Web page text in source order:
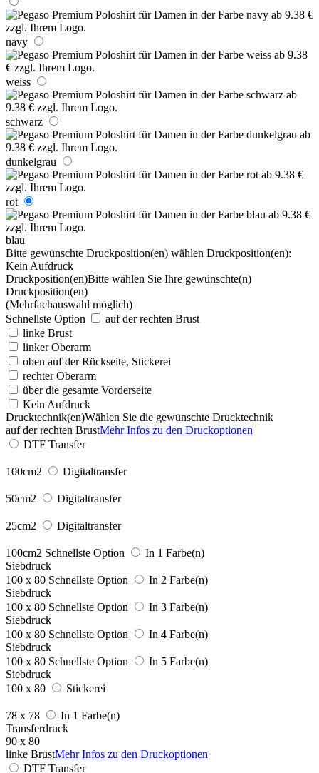
navy
weiss
schwarz
dunkelgrau
rot
blau
Bitte gewünschte Druckposition(en) wählen Druckposition(en):
Kein Aufdruck
Druckposition(en)Bitte wählen Sie Ihre gewünschte(n)
Druckposition(en)
(Mehrfachauswahl möglich)
Schnellste Option
auf der rechten Brust
linke Brust
linker Oberarm
oben auf der Rückseite, Stickerei
rechter Oberarm
über die gesamte Vorderseite
Kein Aufdruck
Drucktechnik(en)Wählen Sie die gewünschte Drucktechnik
auf der rechten BrustMehr Infos zu den Druckoptionen
DTF Transfer
100cm2 Digitaltransfer
50cm2 Digitaltransfer
25cm2 Digitaltransfer
100cm2 Schnellste Option
In 1 Farbe(n)
Siebdruck
100 x 80 Schnellste Option
In 2 Farbe(n)
Siebdruck
100 x 80 Schnellste Option
In 3 Farbe(n)
Siebdruck
100 x 80 Schnellste Option
In 4 Farbe(n)
Siebdruck
100 x 80 Schnellste Option
In 5 Farbe(n)
Siebdruck
100 x 80
Stickerei
78 x 78
In 1 Farbe(n)
Transferdruck
90 x 80
linke BrustMehr Infos zu den Druckoptionen
DTF Transfer